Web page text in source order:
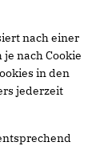
nach einer
nach Cookie
in den
jederzeit